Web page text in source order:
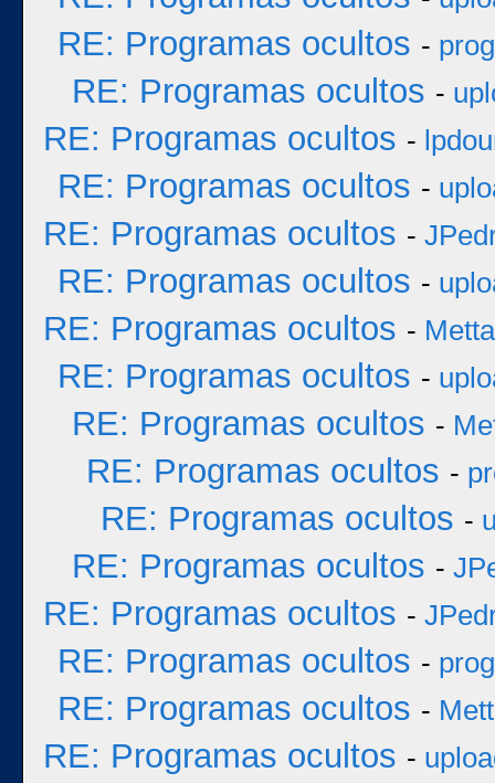
RE: Programas ocultos -
RE: Programas ocultos -
RE: Programas ocultos -
RE: Programas ocultos -
RE: Programas ocultos -
RE: Programas ocultos -
RE: Programas ocultos -
RE: Programas ocultos -
RE: Programas ocultos -
RE: Programas ocultos -
RE: Programas ocultos -
RE: Programas ocultos -
RE: Programas ocultos -
RE: Programas ocultos -
RE: Programas ocultos -
RE: Programas ocultos -